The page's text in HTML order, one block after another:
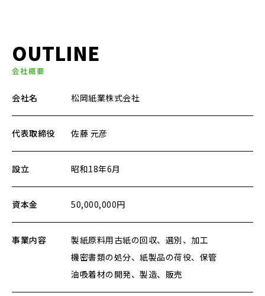
OUTLINE
会社概要
会社名 松岡紙業株式会社
代表取締役 佐藤 元彦
設立 昭和18年6月
資本金 50,000,000円
事業内容
製紙原料用古紙の回収、選別、加工
機密書類の処分、紙製品の荷役、保管
油吸着材の開発、製造、販売